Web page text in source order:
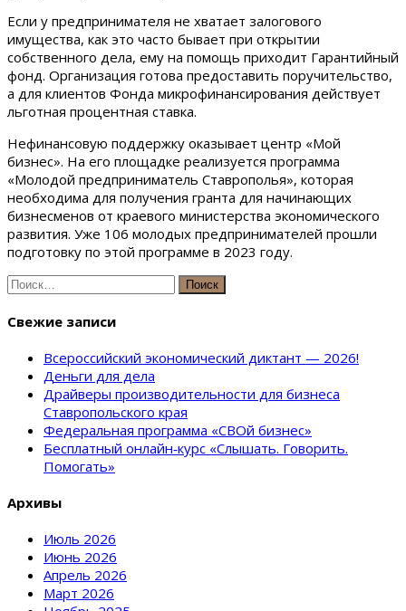
Если у предпринимателя не хватает залогового
имущества, как это часто бывает при открытии
собственного дела, ему на помощь приходит Гарантийный
фонд. Организация готова предоставить поручительство,
а для клиентов Фонда микрофинансирования действует
льготная процентная ставка.
Нефинансовую поддержку оказывает центр «Мой
бизнес». На его площадке реализуется программа
«Молодой предприниматель Ставрополья», которая
необходима для получения гранта для начинающих
бизнесменов от краевого министерства экономического
развития. Уже 106 молодых предпринимателей прошли
подготовку по этой программе в 2023 году.
Найти:
Свежие записи
Всероссийский экономический диктант — 2026!
Деньги для дела
Драйверы производительности для бизнеса
Ставропольского края
Федеральная программа «СВОй бизнес»
Бесплатный онлайн‑курс «Слышать. Говорить.
Помогать»
Архивы
Июль 2026
Июнь 2026
Апрель 2026
Март 2026